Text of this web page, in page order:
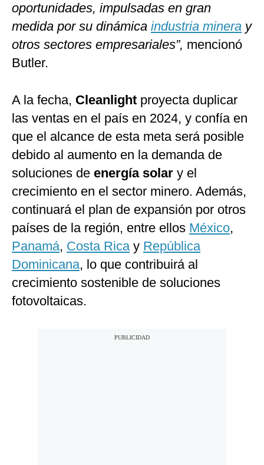
oportunidades, impulsadas en gran
medida por su dinámica industria minera y
otros sectores empresariales”, mencionó
Butler.
A la fecha, Cleanlight proyecta duplicar
las ventas en el país en 2024, y confía en
que el alcance de esta meta será posible
debido al aumento en la demanda de
soluciones de energía solar y el
crecimiento en el sector minero. Además,
continuará el plan de expansión por otros
países de la región, entre ellos México,
Panamá, Costa Ricay República
Dominicana, lo que contribuirá al
crecimiento sostenible de soluciones
fotovoltaicas.